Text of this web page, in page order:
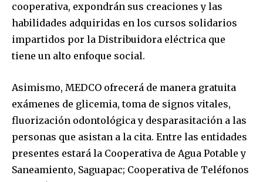
cooperativa, expondrán sus creaciones y las
habilidades adquiridas en los cursos solidarios
impartidos por la Distribuidora eléctrica que
tiene un alto enfoque social.
Asimismo, MEDCO ofrecerá de manera gratuita
exámenes de glicemia, toma de signos vitales,
fluorización odontológica y desparasitación a las
personas que asistan a la cita. Entre las entidades
presentes estará la Cooperativa de Agua Potable y
Saneamiento, Saguapac; Cooperativa de Teléfonos